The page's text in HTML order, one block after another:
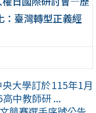
：臺灣轉型正義經
大學訂於115年1月
中教師研 ...